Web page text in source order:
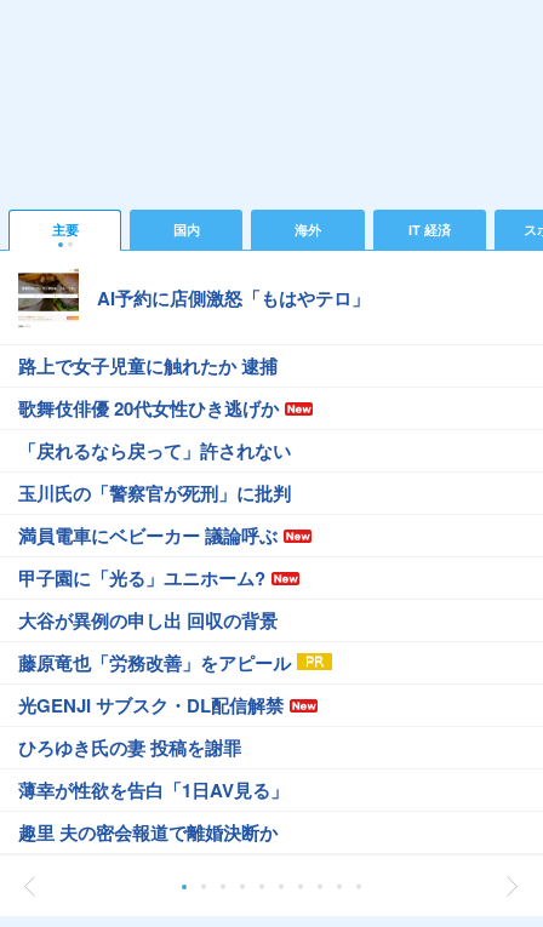
主要 国内 海外 IT 経済 ス
AI予約に店側激怒「もはやテロ」
路上で女子児童に触れたか 逮捕
歌舞伎俳優 20代女性ひき逃げか
「戻れるなら戻って」許されない
玉川氏の「警察官が死刑」に批判
満員電車にベビーカー 議論呼ぶ
甲子園に「光る」ユニホーム?
大谷が異例の申し出 回収の背景
藤原竜也「労務改善」をアピール
光GENJI サブスク・DL配信解禁
ひろゆき氏の妻 投稿を謝罪
薄幸が性欲を告白「1日AV見る」
趣里 夫の密会報道で離婚決断か